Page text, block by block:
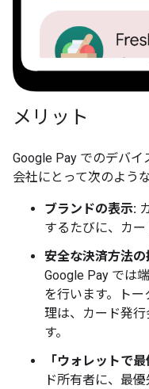
メリット
Google Pay でのデバ
会社にとって次のよう
ブランドの表示:
するたびに、カー
安全な決済方法の
Google Pay では
を行います。ト
理は、カード発
す。
「ウォレットで
ド所有者に、最